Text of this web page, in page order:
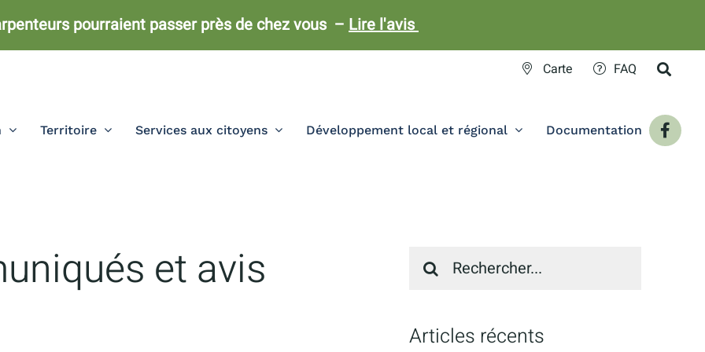
pourraient passer près de chez vous – Lire l'avis
Carte FAQ
Territoire Services aux citoyens Développement local et régional Documentation
et avis
sur
Articles récents